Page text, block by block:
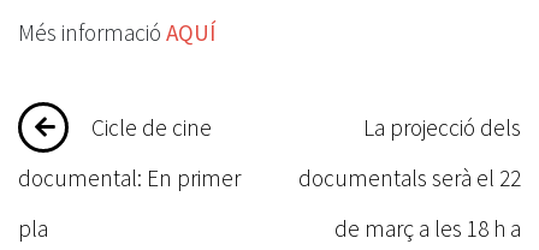
Més informació AQUÍ
Navegació
d'entrades
Cicle de cine
documental: En primer
pla
La projecció dels
documentals serà el 22
de març a les 18 h a